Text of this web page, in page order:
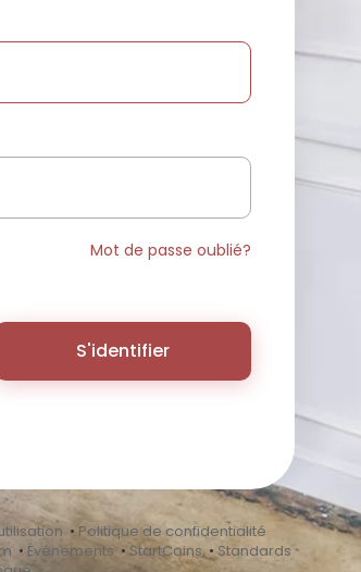
Mot de passe oublié?
S'identifier
• Politique de confidentialité
• Événements • StartCoins•Standards